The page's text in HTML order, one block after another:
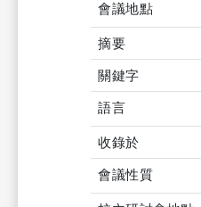
會議地點
摘要
關鍵字
語言
收錄於
會議性質